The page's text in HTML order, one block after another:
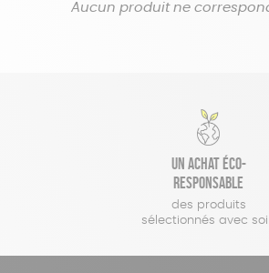
Aucun produit ne
Un achat éco-
responsable
des produits
sélectionnés avec